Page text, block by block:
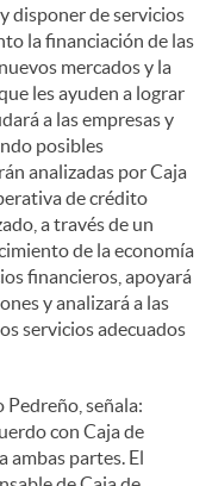
disponer de servicios
la financiación de las
mercados y la
les ayuden a lograr
a las empresas y
posibles
analizadas por Caja
de crédito
a través de un
de la economía
financieros, apoyará
y analizará a las
servicios adecuados
Pedreño, señala:
con Caja de
ambas partes. El